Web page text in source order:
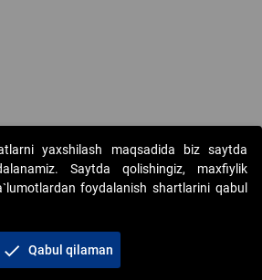
onlayn-auksionlarni tashkil etish"
202-21-11
yaxshilash maqsadida biz saytda
Saytda qolishingiz, maxfiylik
foydalanish shartlarini qabul
check Qabul qilaman